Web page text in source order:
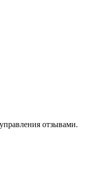
отзывами.